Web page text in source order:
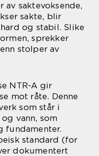
av saktevoksende,
sakte, blir
og stabil. Slike
sprekker
stolper av
NTR-A gir
mot råte. Denne
som står i
vann, som
fundamenter.
standard (for
dokumentert